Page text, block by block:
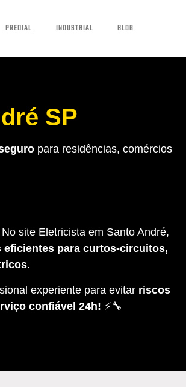
PREDIAL INDUSTRIAL BLOG
SP
para residências, comércios
site Eletricista em Santo André,
eficientes para curtos-circuitos,
.
experiente para evitar riscos
confiável 24h! ⚡🔧